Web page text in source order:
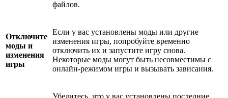
файлов.
Отключите
моды и
изменения
игры
Если у вас установлены моды или другие
изменения игры, попробуйте временно
отключить их и запустите игру снова.
Некоторые моды могут быть несовместимы с
онлайн-режимом игры и вызывать зависания.